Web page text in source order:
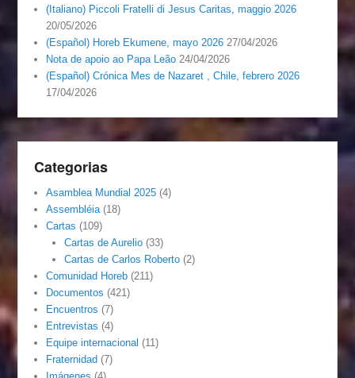
(Italiano) Piccoli Fratelli di Jesus Caritas, maggio 2026
20/05/2026
(Español) Horeb Ekumene, mayo 2026 27/04/2026
Nota de apoio ao Papa Leão 24/04/2026
(Español) Crónica Mes de Nazaret , Chile, febrero 2026
17/04/2026
Categorias
Asamblea Mundial 2025 (4)
Assembléia(18)
Cartas (109)
Cartas de Aurelio(33)
Cartas de Carlos Roberto(2)
Comunidad Horeb (211)
Documentos (421)
Encuentros (7)
Entrevistas (4)
Equipe internacional (11)
Fraternidad (7)